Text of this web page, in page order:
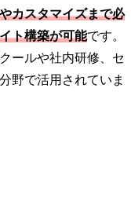
カスタマイズまで必
ト構築が可能です。
ールや社内研修、セ
野で活用されていま